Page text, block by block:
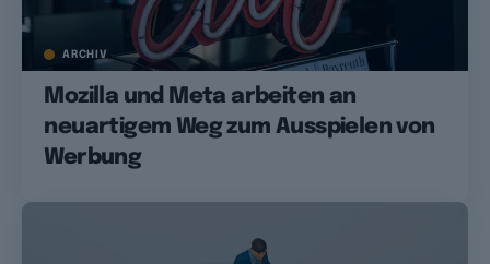
ARCHIV
Mozilla und Meta arbeiten an
neuartigem Weg zum Ausspielen von
Werbung